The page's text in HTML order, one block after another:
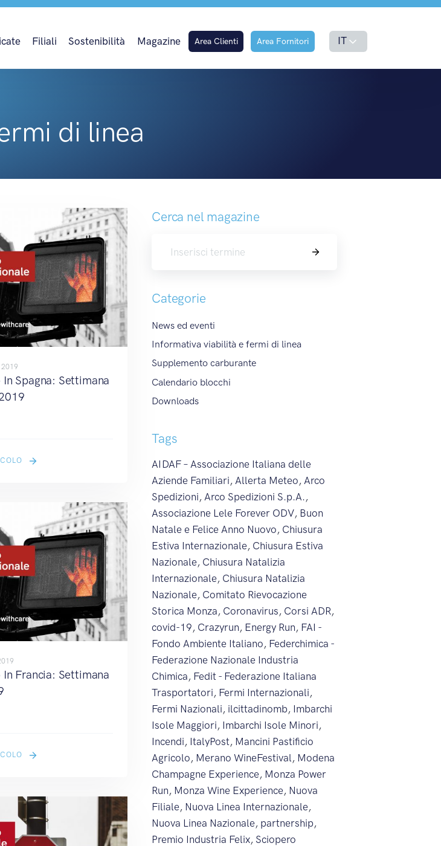
Filiali Sostenibilità Magazine Area Clienti Area Fornitori IT
di linea
2019
In Spagna: Settimana
In Francia: Settimana
Cerca nel magazine
Cerca
Categorie
News ed eventi
Informativa viabilità e fermi di linea
Supplemento carburante
Calendario blocchi
Downloads
Tags
AIDAF – Associazione Italiana delle
Aziende Familiari, Allerta Meteo, Arco
Spedizioni, Arco Spedizioni S.p.A.,
Associazione Lele Forever ODV, Buon
Natale e Felice Anno Nuovo, Chiusura
Estiva Internazionale, Chiusura Estiva
Nazionale, Chiusura Natalizia
Internazionale, Chiusura Natalizia
Nazionale, Comitato Rievocazione
Storica Monza, Coronavirus, Corsi ADR,
covid-19, Crazyrun, Energy Run, FAI -
Fondo Ambiente Italiano, Federchimica -
Federazione Nazionale Industria
Chimica, Fedit - Federazione Italiana
Trasportatori, Fermi Internazionali,
Fermi Nazionali, ilcittadinomb, Imbarchi
Isole Maggiori, Imbarchi Isole Minori,
Incendi, ItalyPost, Mancini Pastificio
Agricolo, Merano WineFestival , Modena
Champagne Experience, Monza Power
Run, Monza Wine Experience, Nuova
Filiale, Nuova Linea Internazionale,
Nuova Linea Nazionale, partnership,
Premio Industria Felix, Sciopero